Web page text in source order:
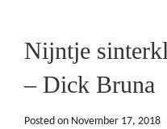
Nijntje
– Dick Bruna
Posted on November 17, 2018